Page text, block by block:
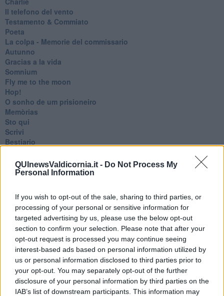
QUInewsValdicornia.it - Do Not Process My
Personal Information
If you wish to opt-out of the sale, sharing to third parties, or
processing of your personal or sensitive information for
targeted advertising by us, please use the below opt-out
section to confirm your selection. Please note that after your
opt-out request is processed you may continue seeing
interest-based ads based on personal information utilized by
us or personal information disclosed to third parties prior to
your opt-out. You may separately opt-out of the further
disclosure of your personal information by third parties on the
IAB’s list of downstream participants. This information may
Il telefono del vento
Testamento & Commiato
Poeta
​La colpa - Memorie del commissario
Autunno
Gracias a la vida
Somnium
Fly me to the moon
Hop!
O sonho de um prisioneiro
Memòrias
Sto qui
Scrivi
Bestiario
Veglia
​“D” come delitto
25 Aprile
Todo el bien, todo el mal
Silenzio
Le parole
​L’Australiana
Le stelle del jazz
Vita & morte
Auguri
Moro
Passanti